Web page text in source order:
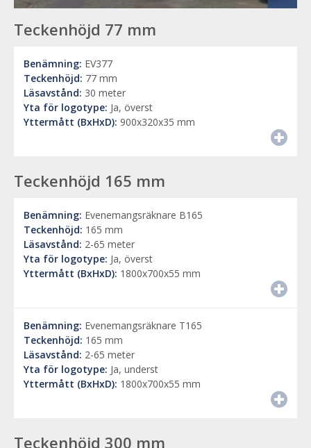
Teckenhöjd 77 mm
Benämning: EV377
Teckenhöjd: 77 mm
Läsavstånd: 30 meter
Yta för logotype: Ja, överst
Yttermått (BxHxD): 900x320x35 mm
Teckenhöjd 165 mm
Benämning: Evenemangsräknare B165
Teckenhöjd: 165 mm
Läsavstånd: 2-65 meter
Yta för logotype: Ja, överst
Yttermått (BxHxD): 1800x700x55 mm
Benämning: Evenemangsräknare T165
Teckenhöjd: 165 mm
Läsavstånd: 2-65 meter
Yta för logotype: Ja, underst
Yttermått (BxHxD): 1800x700x55 mm
Teckenhöjd 300 mm